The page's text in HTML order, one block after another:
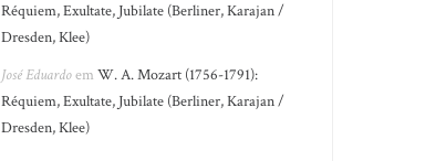
Réquiem, Exultate, Jubilate (Berliner, Karajan /
Dresden, Klee)
José EduardoemW. A. Mozart (1756-1791):
Réquiem, Exultate, Jubilate (Berliner, Karajan /
Dresden, Klee)